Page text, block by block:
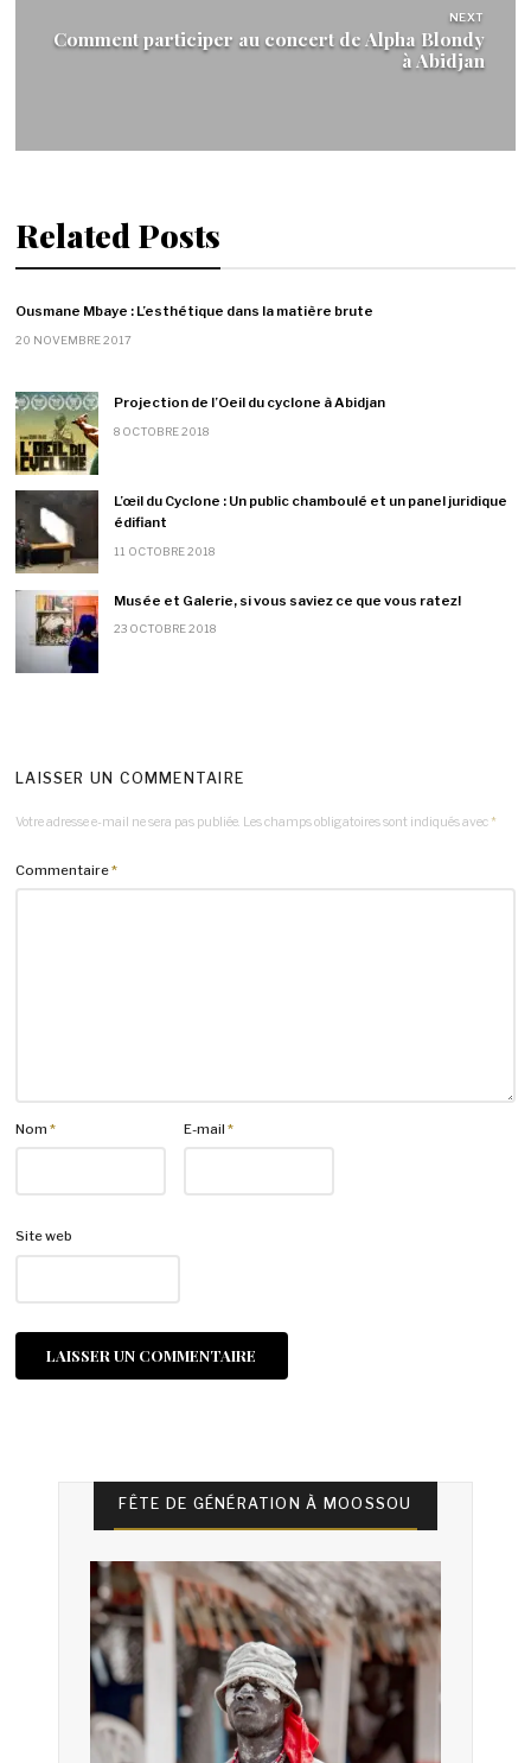
NEXT
Comment participer au concert de Alpha Blondy
à Abidjan
Related Posts
Ousmane Mbaye : L’esthétique dans la matière brute
20 NOVEMBRE 2017
Projection de l’Oeil du cyclone à Abidjan
8 OCTOBRE 2018
L’œil du Cyclone : Un public chamboulé et un panel juridique
édifiant
11 OCTOBRE 2018
Musée et Galerie, si vous saviez ce que vous ratez!
23 OCTOBRE 2018
LAISSER UN COMMENTAIRE
Votre adresse e-mail ne sera pas publiée. Les champs obligatoires sont indiqués avec *
Commentaire*
Nom* E-mail*
Site web
FÊTE DE GÉNÉRATION À MOOSSOU